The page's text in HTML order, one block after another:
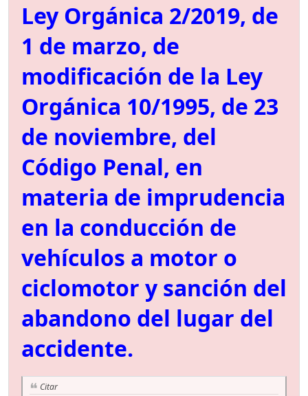
Ley Orgánica 2/2019, de
1 de marzo, de
modificación de la Ley
Orgánica 10/1995, de 23
de noviembre, del
Código Penal, en
materia de imprudencia
en la conducción de
vehículos a motor o
ciclomotor y sanción del
abandono del lugar del
accidente.
Citar